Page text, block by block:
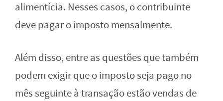
alimentícia. Nesses casos, o contribuinte
deve pagar o imposto mensalmente.
Além disso, entre as questões que também
podem exigir que o imposto seja pago no
mês seguinte à transação estão vendas de